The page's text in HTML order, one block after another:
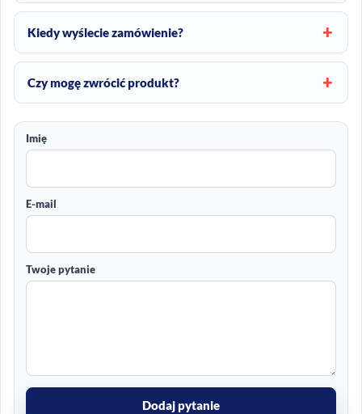
Kiedy wyślecie zamówienie?
Czy mogę zwrócić produkt?
Imię
E-mail
Twoje pytanie
Dodaj pytanie